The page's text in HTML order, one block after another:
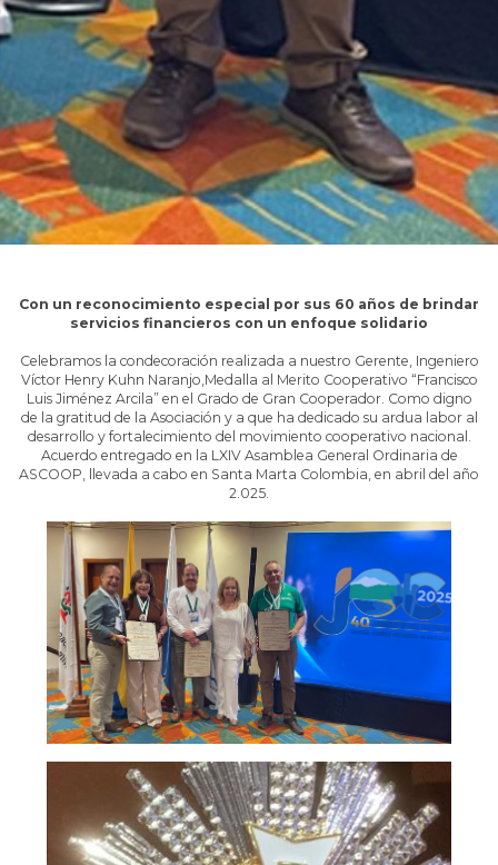
Con un reconocimiento especial por sus 60 años de brindar
servicios financieros con un enfoque solidario
Celebramos la condecoración realizada a nuestro Gerente, Ingeniero
Víctor Henry Kuhn Naranjo,Medalla al Merito Cooperativo “Francisco
Luis Jiménez Arcila” en el Grado de Gran Cooperador. Como digno
de la gratitud de la Asociación y a que ha dedicado su ardua labor al
desarrollo y fortalecimiento del movimiento cooperativo nacional.
Acuerdo entregado en la LXIV Asamblea General Ordinaria de
ASCOOP, llevada a cabo en Santa Marta Colombia, en abril del año
2.025.